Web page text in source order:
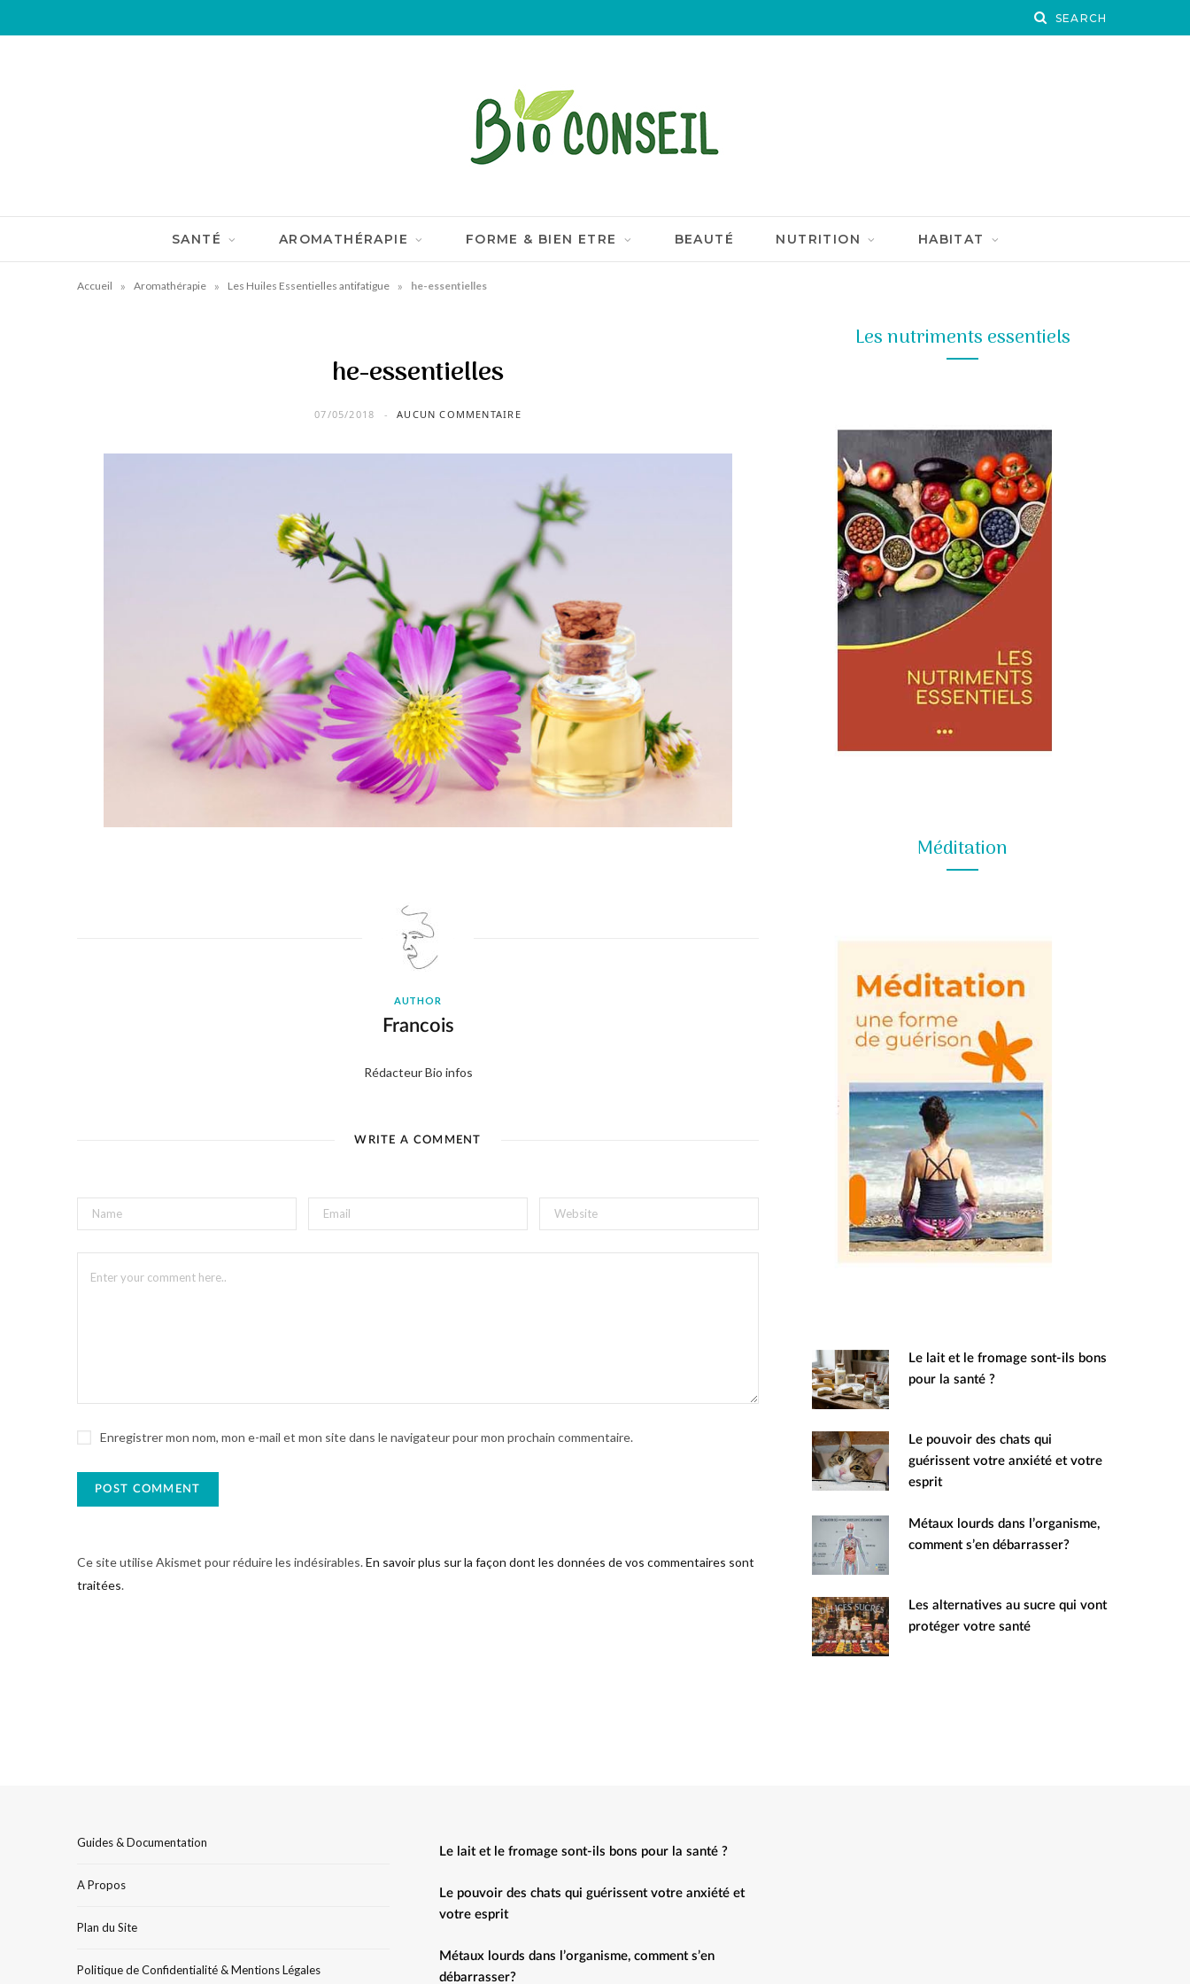
SANTÉ AROMATHÉRAPIE FORME & BIEN ETRE BEAUTÉ NUTRITION HABITAT
Accueil » Aromathérapie » Les Huiles Essentielles antifatigue » he-essentielles
he-essentielles
07/05/2018 AUCUN COMMENTAIRE
AUTHOR
Francois
Rédacteur Bio infos
WRITE A COMMENT
Enregistrer mon nom, mon e-mail et mon site dans le navigateur pour mon prochain commentaire.
Ce site utilise Akismet pour réduire les indésirables.En savoir plus sur la façon dont les données de vos commentaires sont
traitées.
Les nutriments essentiels
Méditation
Le lait et le fromage sont-ils bons
pour la santé ?
Le pouvoir des chats qui
guérissent votre anxiété et votre
esprit
Métaux lourds dans l’organisme,
comment s’en débarrasser?
Les alternatives au sucre qui vont
protéger votre santé
Guides & Documentation
A Propos
Plan du Site
Politique de Confidentialité & Mentions Légales
Le lait et le fromage sont-ils bons pour la santé ?
Le pouvoir des chats qui guérissent votre anxiété et
votre esprit
Métaux lourds dans l’organisme, comment s’en
débarrasser?